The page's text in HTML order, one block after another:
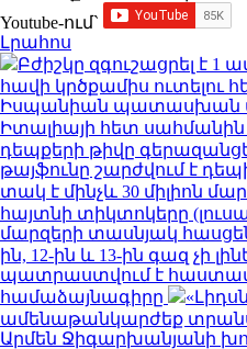
Youtube-ում`
Լրահոս
Բժիշկը զգուշացրել է 1
հավի կրծքամիս ուտելու
Իսպանիան պատասխան
Իտալիայի հետ սահմանին
դեպքերի թիվը գերազանցել
թայֆունը շարժվում է
տակ է մինչև 30 միլիոն
հայտնի տիկտոկերը
մարզերի տասնյակ
ին, 12-ին և 13-ին գազ չի
պատրաստվում է
համաձայնագիրը
ամենաթանկարժեք
Արմեն Ջիգարխանյանի